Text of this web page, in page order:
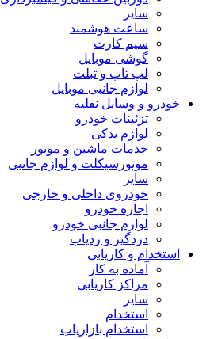
سایر
ساعت هوشمند
سیم کارت
گوشی موبایل
لپ تاپ و تبلت
لوازم جانبی موبایل
خودرو و وسایل نقلیه
تزئینات خودرو
لوازم یدکی
خدمات ماشین و موتور
موتورسیکلت و لوازم جانبی
سایر
خودروی داخلی و خارجی
اجاره خودرو
لوازم جانبی خودرو
دزدگیر و ردیاب
استخدام و کاریابی
آماده به کار
مراکز کاریابی
سایر
استخدام
استخدام بازاریاب